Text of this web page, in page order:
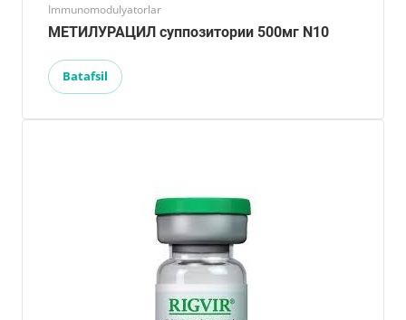
Immunomodulyatorlar
МЕТИЛУРАЦИЛ суппозитории 500мг N10
Batafsil